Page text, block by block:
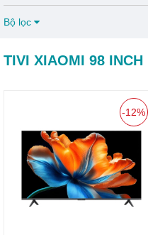
Bộ lọc
TIVI XIAOMI 98 INCH
-12%